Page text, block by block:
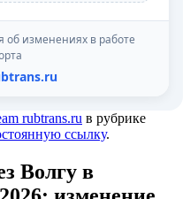
изменениях в работе
rubtrans.ru в рубрике
ссылку.
Волгу в